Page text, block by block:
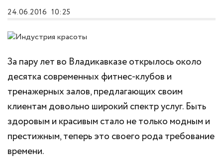
24.06.2016 10:25
За пару лет во Владикавказе открылось около
десятка современных фитнес-клубов и
тренажерных залов, предлагающих своим
клиентам довольно широкий спектр услуг. Быть
здоровым и красивым стало не только модным и
престижным, теперь это своего рода требование
времени.